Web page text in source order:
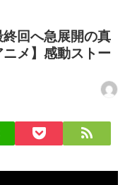
終回へ急展開の真
メ】感動ストー